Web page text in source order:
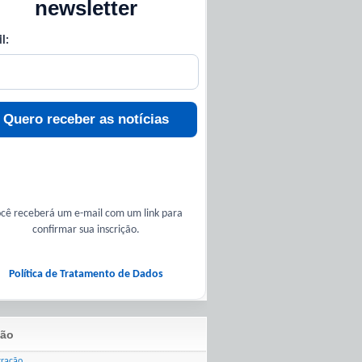
newsletter
Quero receber as notícias
receberá um e-mail com um link para
confirmar sua inscrição.
Política de Tratamento de Dados